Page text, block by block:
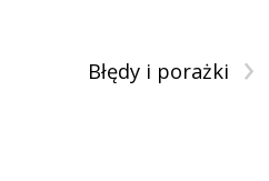
›
Błędy i porażki